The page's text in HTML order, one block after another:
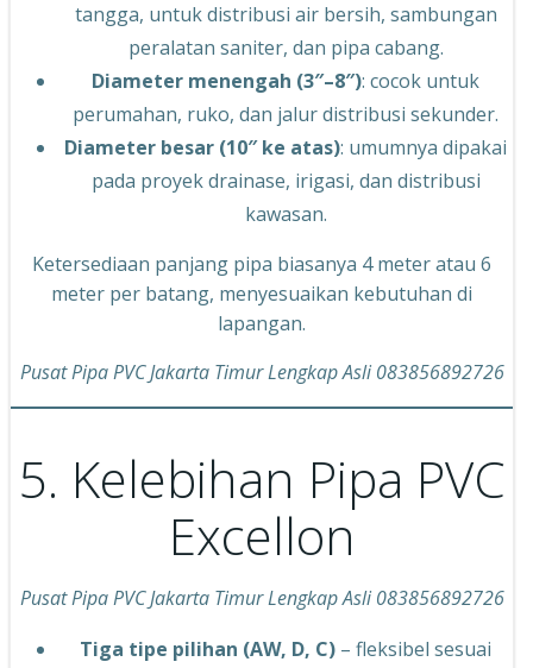
tangga, untuk distribusi air bersih, sambungan
peralatan saniter, dan pipa cabang.
Diameter menengah (3″–8″): cocok untuk
perumahan, ruko, dan jalur distribusi sekunder.
Diameter besar (10″ ke atas): umumnya dipakai
pada proyek drainase, irigasi, dan distribusi
kawasan.
Ketersediaan panjang pipa biasanya 4 meter atau 6
meter per batang, menyesuaikan kebutuhan di
lapangan.
Pusat Pipa PVC Jakarta Timur Lengkap Asli 083856892726
5. Kelebihan Pipa PVC
Excellon
Pusat Pipa PVC Jakarta Timur Lengkap Asli 083856892726
Tiga tipe pilihan (AW, D, C) – fleksibel sesuai